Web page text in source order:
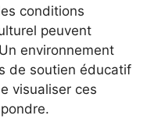
conditions
peuvent
environnement
de soutien éducatif
visualiser ces